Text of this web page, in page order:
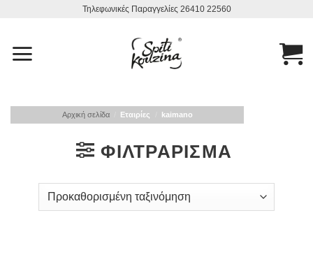
Τηλεφωνικές Παραγγελίες 26410 22560
Αρχική σελίδα Εταιρίες kaimano
ΦΙΛΤΡΆΡΙΣΜΑ